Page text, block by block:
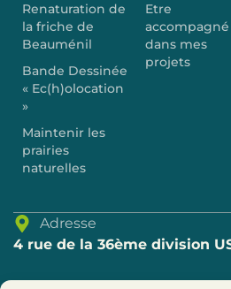
Renaturation de
la friche de
Beauménil
Bande Dessinée
« Ec(h)olocation
»
Maintenir les
prairies
naturelles
Etre
accompagné
dans mes
projets
Adresse
4 rue de la 36ème division